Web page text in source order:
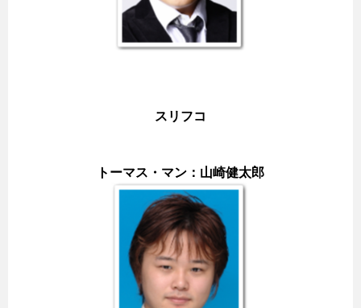
スリフコ
トーマス・マン：山崎健太郎